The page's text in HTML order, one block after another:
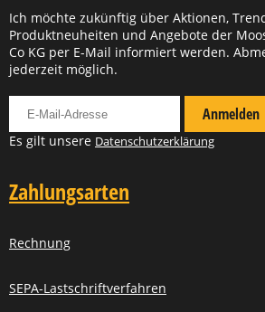
Ich möchte zukünftig über Aktionen,
Produktneuheiten und Angebote der
Co KG per E-Mail informiert werden.
jederzeit möglich.
Anmelden
Es gilt unsere Datenschutzerklärung
Zahlungsarten
Rechnung
SEPA-Lastschriftverfahren